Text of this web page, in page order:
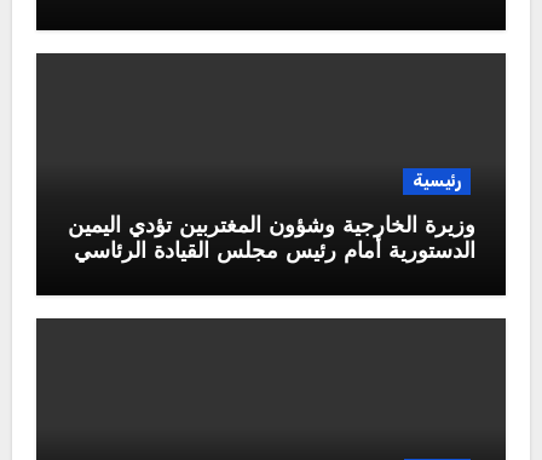
رئيسية
وزيرة الخارجية وشؤون المغتربين تؤدي اليمين
الدستورية أمام رئيس مجلس القيادة الرئاسي